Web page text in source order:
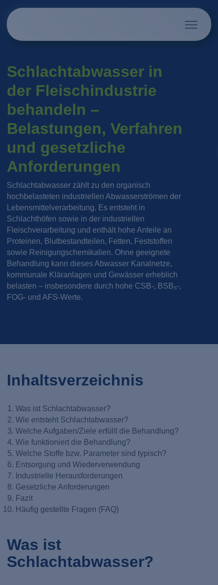
Schlachtabwasser in
der Fleischindustrie
behandeln –
Belastungen, Verfahren
und gesetzliche
Anforderungen
Schlachtabwasser zählt zu den organisch
hochbelasteten industriellen Abwasserströmen der
Lebensmittelverarbeitung. Es entsteht in
Schlachthöfen sowie in der industriellen
Fleischverarbeitung und enthält hohe Anteile an
Proteinen, Blutbestandteilen, Fetten, Feststoffen
sowie Reinigungschemikalien. Ohne geeignete
Behandlung kann dieses Abwasser Kanalnetze,
kommunale Kläranlagen und Gewässer erheblich
belasten – insbesondere durch hohe CSB-, BSB₅-,
FOG- und AFS-Werte.
Inhaltsverzeichnis
Was ist Schlachtabwasser?
Wie entsteht Schlachtabwasser?
Welche Aufgaben/Ziele erfüllt die Behandlung?
Wie funktioniert die Behandlung?
Welche Stoffe bzw. Parameter sind typisch?
Entsorgung und Wiederverwendung
Industrielle Herausforderungen
Gesetzliche Anforderungen
Fazit
Häufig gestellte Fragen (FAQ)
Was ist
Schlachtabwasser?